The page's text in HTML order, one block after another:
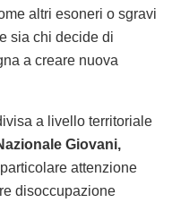
altri esoneri o sgravi
sia chi decide di
a creare nuova
a livello territoriale
Giovani,
attenzione
disoccupazione